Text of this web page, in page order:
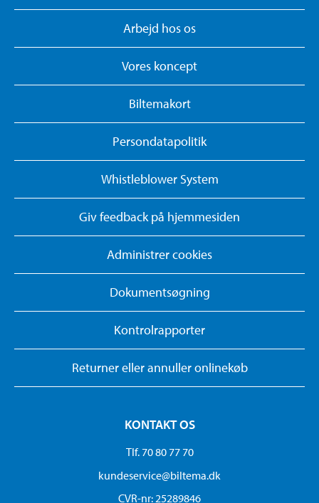
Arbejd hos os
Vores koncept
Biltemakort
Persondatapolitik
Whistleblower System
Giv feedback på hjemmesiden
Administrer cookies
Dokumentsøgning
Kontrolrapporter
Returner eller annuller onlinekøb
KONTAKT OS
Tlf. 70 80 77 70
kundeservice@biltema.dk
CVR-nr: 25289846